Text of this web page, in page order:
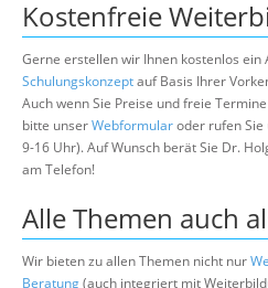
Kostenfreie
Gerne erstellen wir Ihnen kostenlos ein
Schulungskonzeptauf Basis Ihrer
Auch wenn Sie Preise und freie
bitte unserWebformularoder rufen Sie
9-16 Uhr). Auf Wunsch berät Sie Dr.
am Telefon!
Alle Themen auch
Wir bieten zu allen Themen nicht nur
Beratung(auch integriert mit